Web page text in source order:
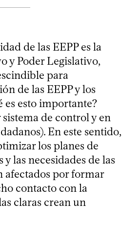
de las EEPP es la
y Poder Legislativo,
para
de las EEPP y los
es esto importante?
de control y en
En este sentido,
los planes de
las necesidades de las
afectados por formar
contacto con la
claras crean un